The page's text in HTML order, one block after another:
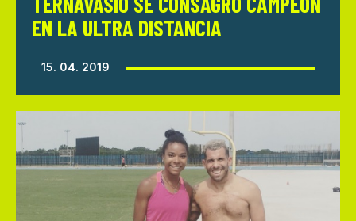
EN LA ULTRA DISTANCIA
15. 04. 2019